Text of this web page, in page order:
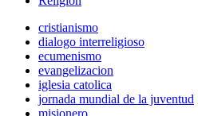
cristianismo
dialogo interreligioso
ecumenismo
evangelizacion
iglesia catolica
jornada mundial de la juventud
misionero